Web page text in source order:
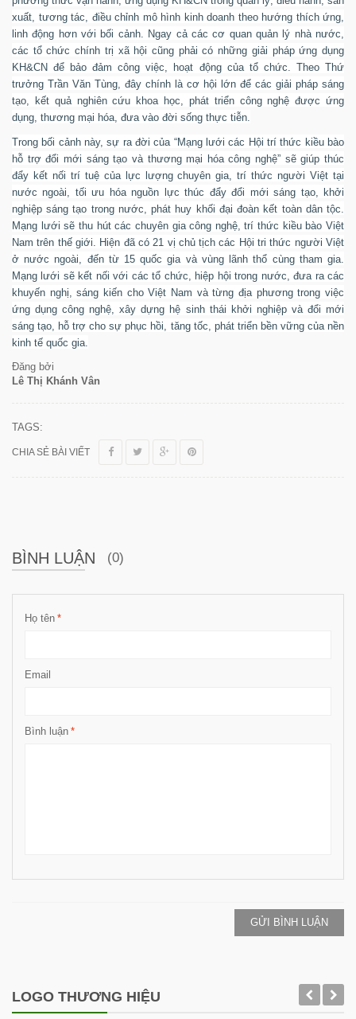
xuất, tương tác, điều chỉnh mô hình kinh doanh theo hướng thích ứng,
linh động hơn với bối cảnh. Ngay cả các cơ quan quản lý nhà nước,
các tổ chức chính trị xã hội cũng phải có những giải pháp ứng dụng
KH&CN để bảo đảm công việc, hoạt động của tổ chức. Theo Thứ
trưởng Trần Văn Tùng, đây chính là cơ hội lớn để các giải pháp sáng
tạo, kết quả nghiên cứu khoa học, phát triển công nghệ được ứng
dụng, thương mại hóa, đưa vào đời sống thực tiễn.
Trong bối cảnh này, sự ra đời của “Mạng lưới các Hội trí thức kiều bào
hỗ trợ đổi mới sáng tạo và thương mại hóa công nghệ” sẽ giúp thúc
đẩy kết nối trí tuệ của lực lượng chuyên gia, trí thức người Việt tại
nước ngoài, tối ưu hóa nguồn lực thúc đẩy đổi mới sáng tạo, khởi
nghiệp sáng tạo trong nước, phát huy khối đại đoàn kết toàn dân tộc.
Mạng lưới sẽ thu hút các chuyên gia công nghệ, trí thức kiều bào Việt
Nam trên thế giới. Hiện đã có 21 vị chủ tịch các Hội tri thức người Việt
ở nước ngoài, đến từ 15 quốc gia và vùng lãnh thổ cùng tham gia.
Mạng lưới sẽ kết nối với các tổ chức, hiệp hội trong nước, đưa ra các
khuyến nghị, sáng kiến cho Việt Nam và từng địa phương trong việc
ứng dụng công nghệ, xây dựng hệ sinh thái khởi nghiệp và đổi mới
sáng tạo, hỗ trợ cho sự phục hồi, tăng tốc, phát triển bền vững của nền
kinh tế quốc gia.
Đăng bởi
Lê Thị Khánh Vân
TAGS:
CHIA SẺ BÀI VIẾT
BÌNH LUẬN (0)
*
Họ tên
Email
*
Bình luận
GỬI BÌNH LUẬN
LOGO THƯƠNG HIỆU